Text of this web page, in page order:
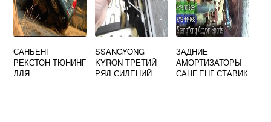
САНЬЕНГ
РЕКСТОН ТЮНИНГ
ДЛЯ
SSANGYONG
KYRON ТРЕТИЙ
РЯД СИДЕНИЙ
ЗАДНИЕ
АМОРТИЗАТОРЫ
САНГ ЕНГ СТАВИК